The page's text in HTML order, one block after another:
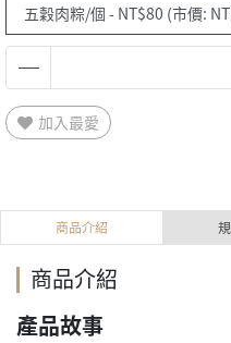
加入最愛
商品介紹
商品介紹
產品故事